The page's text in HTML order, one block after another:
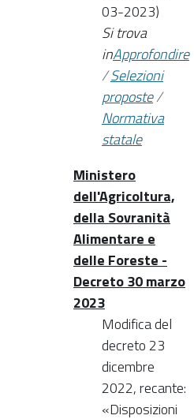
03-2023)
Si trova
inApprofondire
/Selezioni
proposte/
Normativa
statale
Ministero
dell'Agricoltura,
della Sovranità
Alimentare e
delle Foreste -
Decreto 30 marzo
2023
Modifica del
decreto 23
dicembre
2022, recante:
«Disposizioni